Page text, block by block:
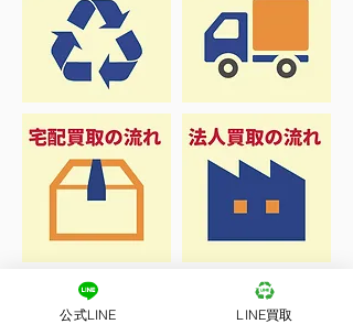
公式LINE LINE買取